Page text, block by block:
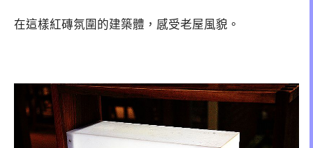
在這樣紅磚氛圍的建築體，感受老屋風貌。